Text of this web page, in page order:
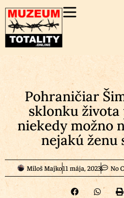
Pohraničiar
sklonku života
niekedy možno
nejakú ženu
Miloš Majko11 mája, 2023 No